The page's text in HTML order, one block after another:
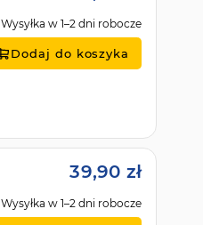
Wysyłka w 1–2 dni robocze
Dodaj do koszyka
39,90 zł
Wysyłka w 1–2 dni robocze